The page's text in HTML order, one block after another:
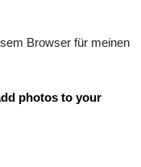
Browser für meinen
photos to your